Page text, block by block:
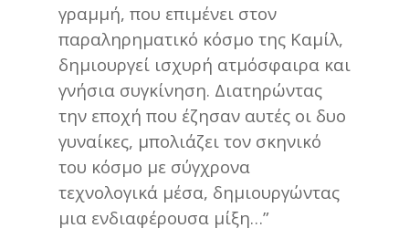
γραμμή, που επιμένει στον
παραληρηματικό κόσμο της Καμίλ,
δημιουργεί ισχυρή ατμόσφαιρα και
γνήσια συγκίνηση. Διατηρώντας
την εποχή που έζησαν αυτές οι δυο
γυναίκες, μπολιάζει τον σκηνικό
του κόσμο με σύγχρονα
τεχνολογικά μέσα, δημιουργώντας
μια ενδιαφέρουσα μίξη…”